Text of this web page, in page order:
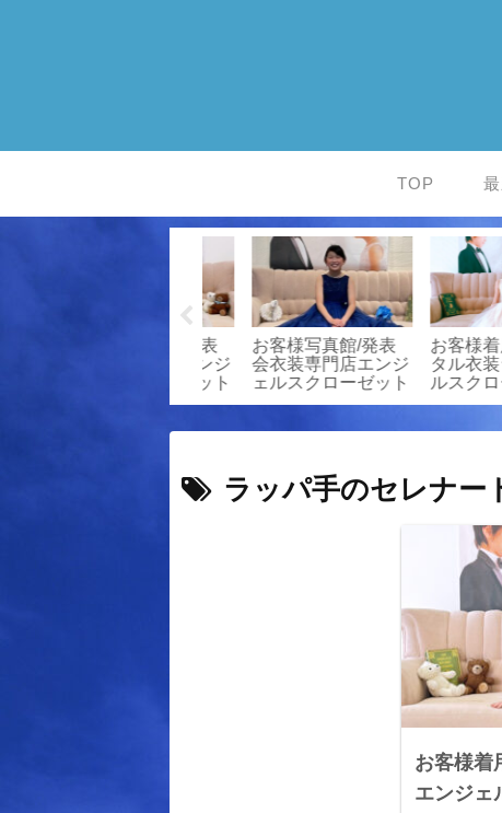
TOP
お客様写真館/発表
会衣装専門店エンジ
ェルスクローゼット
4頁見開き＆
込みができる
ファイル』ク
ンスタート！
ラッパ手のセレナー
お客様着
エンジェ